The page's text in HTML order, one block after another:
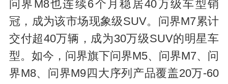
问界M8也连续6个月稳居40万级车型销
冠，成为该市场现象级SUV。问界M7累计
交付超40万辆，成为30万级SUV的明星车
型。如今，问界旗下问界M5、问界M7、问
界M8、问界M9四大序列产品覆盖20万-60